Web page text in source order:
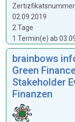
02.09.2019
2 Tage
1 Termin(e) ab
brainbows
Green
Stakeholder
Finanzen